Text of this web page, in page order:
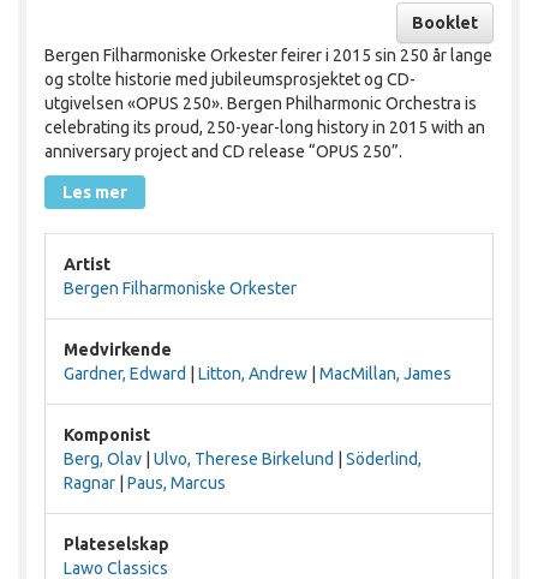
Booklet
Bergen Filharmoniske Orkester feirer i 2015 sin 250 år lange
og stolte historie med jubileumsprosjektet og CD-
utgivelsen «OPUS 250». Bergen Philharmonic Orchestra is
celebrating its proud, 250-year-long history in 2015 with an
anniversary project and CD release “OPUS 250”.
Les mer
Artist
Bergen Filharmoniske Orkester
Medvirkende
Gardner, Edward
Litton, Andrew MacMillan, James
Komponist
Berg, Olav
Ulvo, Therese Birkelund
Söderlind,
Ragnar
Paus, Marcus
Plateselskap
Lawo Classics